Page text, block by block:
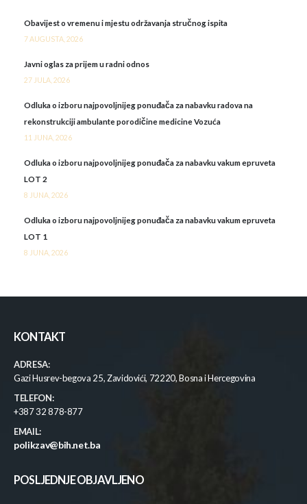
Obavijest o vremenu i mjestu održavanja stručnog ispita
7 AUGUSTA, 2026
Javni oglas za prijem u radni odnos
27 JULA, 2026
Odluka o izboru najpovoljnijeg ponuđača za nabavku radova na
rekonstrukciji ambulante porodičine medicine Vozuća
11 JUNA, 2026
Odluka o izboru najpovoljnijeg ponuđača za nabavku vakum epruveta
LOT 2
8 JUNA, 2026
Odluka o izboru najpovoljnijeg ponuđača za nabavku vakum epruveta
LOT 1
8 JUNA, 2026
KONTAKT
ADRESA:
Gazi Husrev-begova 25, Zavidovići, 72220, Bosna i Hercegovina
TELEFON:
+387 32 878-877
EMAIL:
polikzav@bih.net.ba
POSLJEDNJE OBJAVLJENO